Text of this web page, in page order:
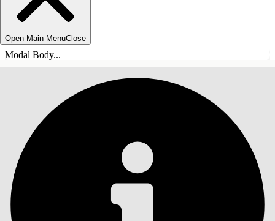
Open Main MenuClose
Modal Body...
СОДЕРЖАНИЕ